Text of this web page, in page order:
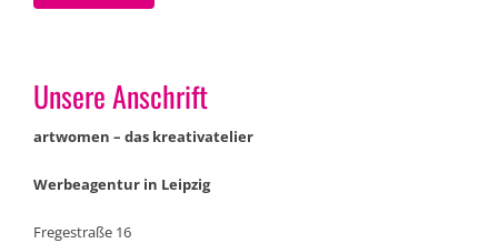
Unsere Anschrift
artwomen – das kreativatelier
Werbeagentur in Leipzig
Fregestraße 16